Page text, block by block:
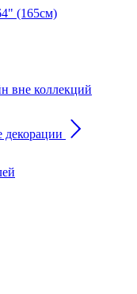
(165см)
вне коллекций
декорации